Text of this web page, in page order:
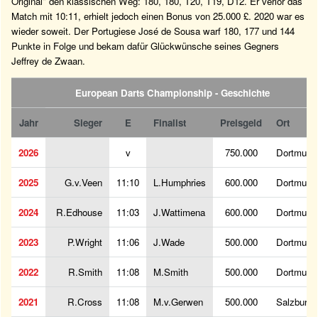
Match mit 10:11, erhielt jedoch einen Bonus von 25.000 £. 2020 war es
wieder soweit. Der Portugiese José de Sousa warf 180, 177 und 144
Punkte in Folge und bekam dafür Glückwünsche seines Gegners
Jeffrey de Zwaan.
European Darts Championship - Geschichte
Jahr Sieger E Finalist Preisgeld Ort
2026 v 750.000 Dortmund
2025 G.v.Veen 11:10 L.Humphries 600.000 Dortmund
2024 R.Edhouse 11:03 J.Wattimena 600.000 Dortmund
2023 P.Wright 11:06 J.Wade 500.000 Dortmund
2022 R.Smith 11:08 M.Smith 500.000 Dortmund
2021 R.Cross 11:08 M.v.Gerwen 500.000 Salzburg